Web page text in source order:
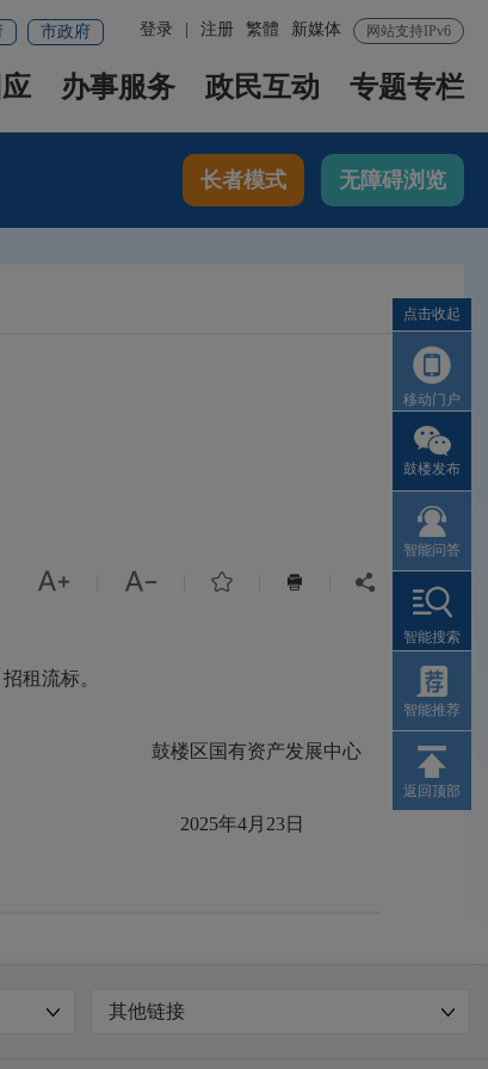
网站支持IPv6
新媒体
繁體
登录 注册
市政府
办事服务 政民互动 专题专栏
长者模式 无障碍浏览
    
租流标。
鼓楼区国有资产发展中心
2025年4月23日
其他链接
点击收起
移动门户
鼓楼发布
智能问答
智能搜索
智能推荐
返回顶部